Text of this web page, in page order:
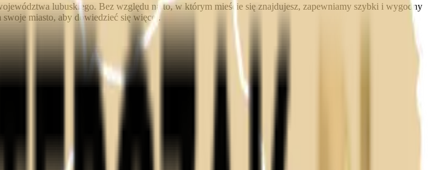
lubuskiego. Bez względu na to, w którym mieście się znajdujesz, zapewniamy szybki i wygodny
miasto, aby dowiedzieć się więcej.